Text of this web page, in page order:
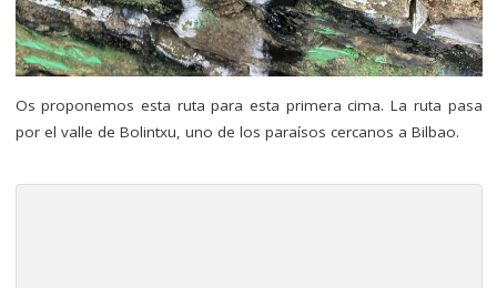
Os proponemos esta ruta para esta primera cima. La ruta pasa
por el valle de Bolintxu, uno de los paraísos cercanos a Bilbao.